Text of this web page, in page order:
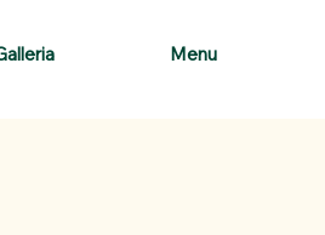
Menu